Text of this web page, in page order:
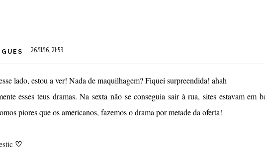
26/11/16, 21:53
lado, estou a ver! Nada de maquilhagem? Fiquei surpreendida! ahah
esses teus dramas. Na sexta não se conseguia sair à rua, sites estavam
piores que os americanos, fazemos o drama por metade da oferta!
♡